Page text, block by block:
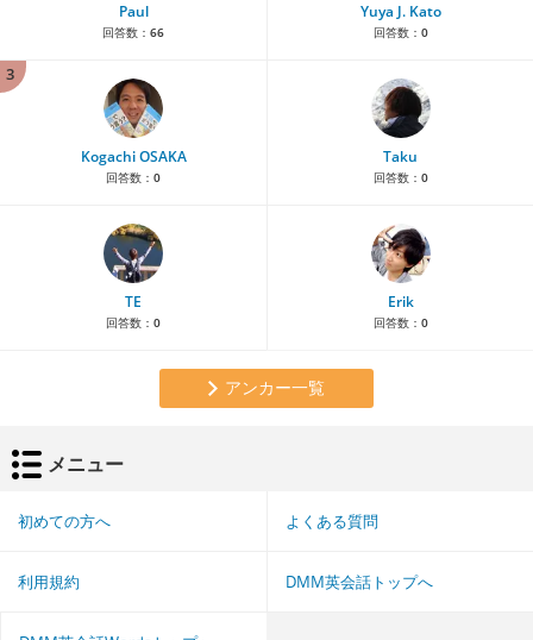
Paul
回答数： 66
Yuya J. Kato
回答数： 0
3
Kogachi OSAKA
回答数： 0
Taku
回答数： 0
TE
回答数： 0
Erik
回答数： 0
アンカー一覧
メニュー
初めての方へ よくある質問
利用規約 DMM英会話トップへ